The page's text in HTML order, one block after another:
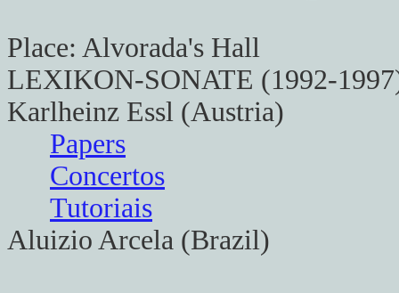
Place: Alvorada's Hall
LEXIKON-SONATE (1992-
Karlheinz Essl (Austria)
Papers
Concertos
Tutoriais
Aluizio Arcela (Brazil)